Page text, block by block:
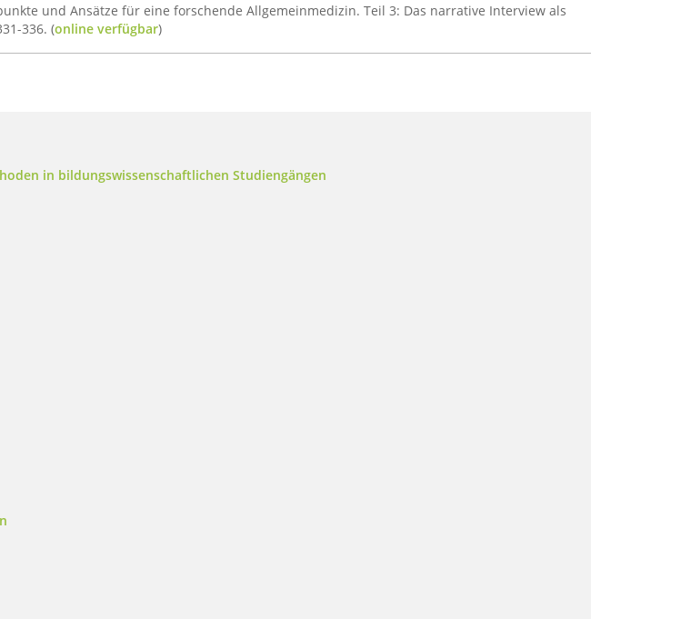
und Ansätze für eine forschende Allgemeinmedizin. Teil 3: Das narrative Interview als
336. (online verfügbar)
in bildungswissenschaftlichen Studiengängen